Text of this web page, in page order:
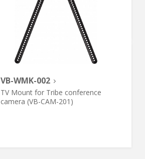
VB-WMK-002
TV Mount for Tribe conference
camera (VB-CAM-201)